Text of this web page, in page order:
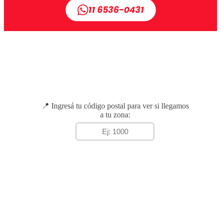
11 6536-0431
📍 Ingresá tu código postal para ver si llegamos
a tu zona: